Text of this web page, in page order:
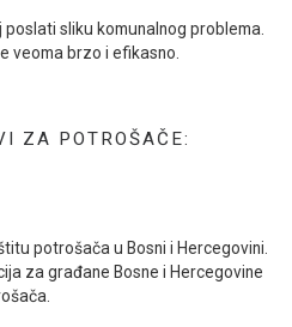
poslati sliku komunalnog problema.
veoma brzo i efikasno.
ZA POTROŠAČE:
potrošača u Bosni i Hercegovini.
za građane Bosne i Hercegovine